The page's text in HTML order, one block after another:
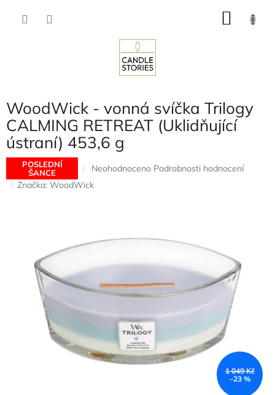
WoodWick - vonná svíčka Trilogy
CALMING RETREAT (Uklidňující
ústraní) 453,6 g
POSLEDNÍ
ŠANCE
Průměrné
hodnocení
produktu
Neohodnoceno Podrobnosti hodnocení
Značka: WoodWick
1 049 Kč
–23 %